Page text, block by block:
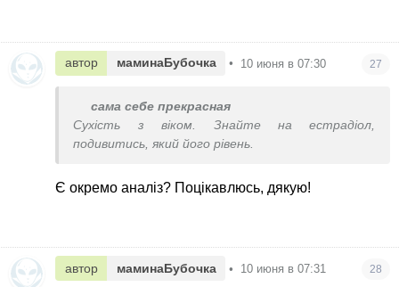
автор маминаБубочка • 10 июня в 07:30 27
сама себе прекрасная
Сухість з віком. Знайте на естрадіол,
подивитись, який його рівень.
Є окремо аналіз? Поцікавлюсь, дякую!
автор маминаБубочка • 10 июня в 07:31 28